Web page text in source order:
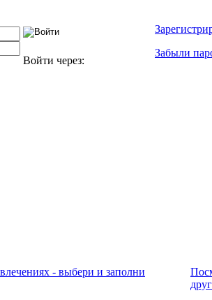
Войти через:
Забыли
- выбери и заполни